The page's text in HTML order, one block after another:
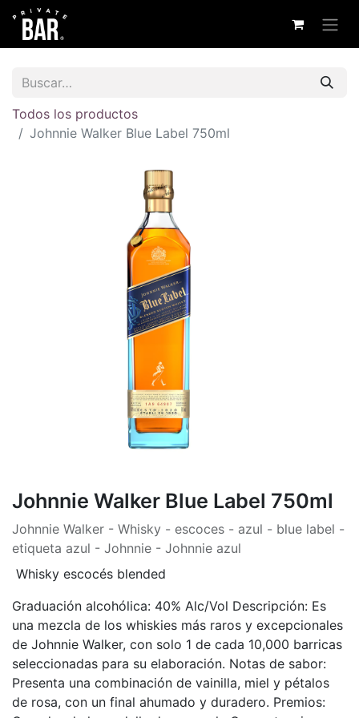
Todos los productos
Johnnie Walker Blue Label 750ml
Johnnie Walker Blue Label 750ml
Johnnie Walker - Whisky - escoces - azul - blue label -
etiqueta azul - Johnnie - Johnnie azul
Whisky escocés blended
Graduación alcohólica: 40% Alc/Vol Descripción: Es
una mezcla de los whiskies más raros y excepcionales
de Johnnie Walker, con solo 1 de cada 10,000 barricas
seleccionadas para su elaboración. Notas de sabor:
Presenta una combinación de vainilla, miel y pétalos
de rosa, con un final ahumado y duradero. Premios: